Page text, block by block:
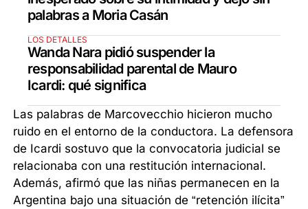
palabras a Moria Casán
LOS DETALLES
Wanda Nara pidió suspender la
responsabilidad parental de Mauro
Icardi: qué significa
Las palabras de Marcovecchio hicieron mucho
ruido en el entorno de la conductora. La defensora
de Icardi sostuvo que la convocatoria judicial se
relacionaba con una restitución internacional.
Además, afirmó que las niñas permanecen en la
Argentina bajo una situación de “retención ilícita”